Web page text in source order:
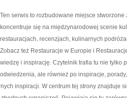
Ten serwis to rozbudowane miejsce
koncentruje się na międzynarodowej scenie
restauracjach, recenzjach, kulinarnych
Zobacz też Restauracje w Europie i
wiedzę i inspirację. Czytelnik trafia tu nie tylko
odwiedzenia, ale również po inspiracje,
inspiracji. W centrum tej strony znajduje